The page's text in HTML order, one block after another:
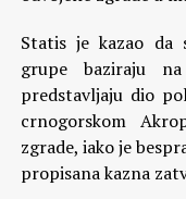
Statis je kazao da
grupe baziraju
predstavljaju dio
crnogorskom
zgrade, iako je
propisana kazna